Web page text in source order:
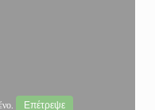
Επέτρεψε